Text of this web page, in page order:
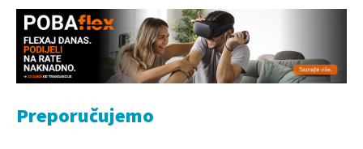
Preporučujemo